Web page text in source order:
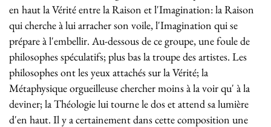
en haut la Vérité entre la Raison et l'Imagination: la Raison
qui cherche à lui arracher son voile, l'Imagination qui se
prépare à l'embellir. Au-dessous de ce groupe, une foule de
philosophes spéculatifs; plus bas la troupe des artistes. Les
philosophes ont les yeux attachés sur la Vérité; la
Métaphysique orgueilleuse chercher moins à la voir qu' à la
deviner; la Théologie lui tourne le dos et attend sa lumière
d'en haut. Il y a certainement dans cette composition une